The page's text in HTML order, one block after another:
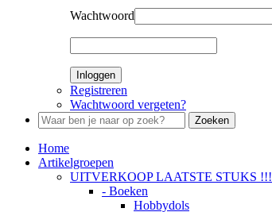
Wachtwoord
Inloggen
Registreren
Wachtwoord vergeten?
Zoeken
Home
Artikelgroepen
UITVERKOOP LAATSTE STUKS !!!
- Boeken
Hobbydols